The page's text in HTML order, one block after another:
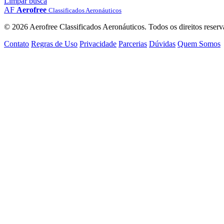
AF Aerofree Classificados Aeronáuticos
© 2026 Aerofree Classificados Aeronáuticos. Todos os direitos
Contato Regras de Uso Privacidade Parcerias Dúvidas Quem Somos